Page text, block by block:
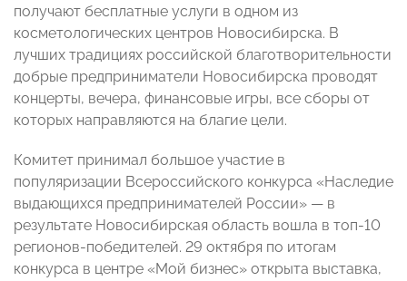
получают бесплатные услуги в одном из
косметологических центров Новосибирска. В
лучших традициях российской благотворительности
добрые предприниматели Новосибирска проводят
концерты, вечера, финансовые игры, все сборы от
которых направляются на благие цели.
Комитет принимал большое участие в
популяризации Всероссийского конкурса «Наследие
выдающихся предпринимателей России» — в
результате Новосибирская область вошла в топ-10
регионов-победителей. 29 октября по итогам
конкурса в центре «Мой бизнес» открыта выставка,